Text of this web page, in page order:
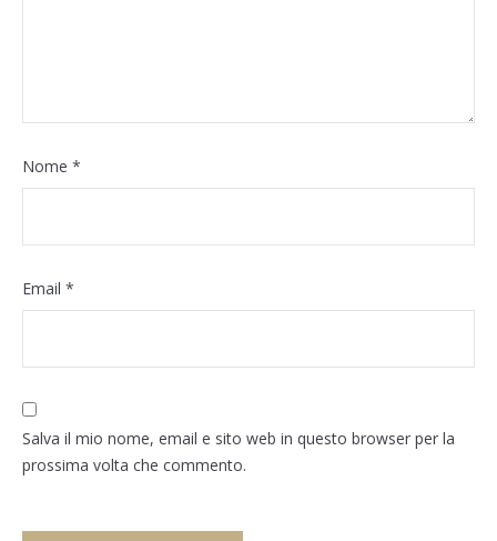
Nome *
Email *
Salva il mio nome, email e sito web in questo browser per la
prossima volta che commento.